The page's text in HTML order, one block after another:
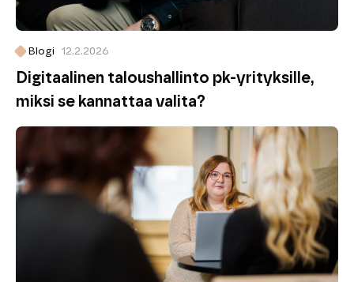
Blogi 12.2.2026
Digitaalinen taloushallinto pk-yrityksille,
miksi se kannattaa valita?